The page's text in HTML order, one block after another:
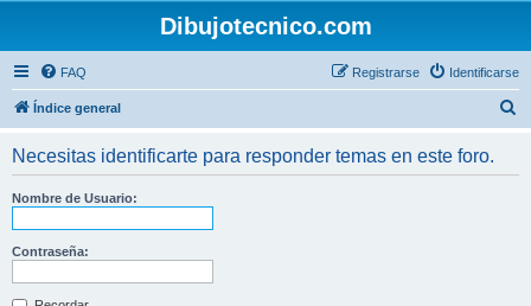
Dibujotecnico.com
FAQ Identificarse
Registrarse
Índice general
Necesitas identificarte para responder temas en este foro.
Nombre de Usuario:
Contraseña: